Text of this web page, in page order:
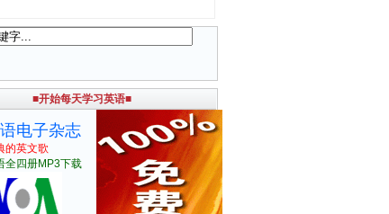
■开始每天学习英语■
电子杂志
的英文歌
全四册MP3下载